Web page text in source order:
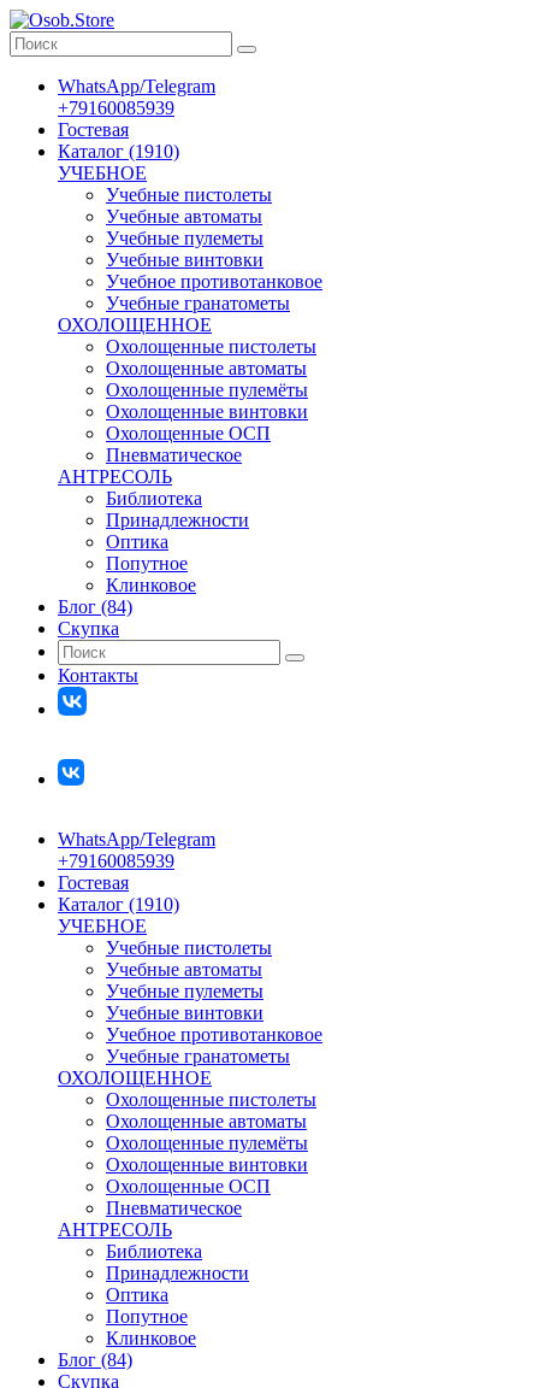
WhatsApp/Telegram
+79160085939
Гостевая
Каталог (1910)
УЧЕБНОЕ
Учебные пистолеты
Учебные автоматы
Учебные пулеметы
Учебные винтовки
Учебное противотанковое
Учебные гранатометы
ОХОЛОЩЕННОЕ
Охолощенные пистолеты
Охолощенные автоматы
Охолощенные пулемёты
Охолощенные винтовки
Охолощенные ОСП
Пневматическое
АНТРЕСОЛЬ
Библиотека
Принадлежности
Оптика
Попутное
Клинковое
Блог (84)
Скупка
Контакты
WhatsApp/Telegram
+79160085939
Гостевая
Каталог (1910)
УЧЕБНОЕ
Учебные пистолеты
Учебные автоматы
Учебные пулеметы
Учебные винтовки
Учебное противотанковое
Учебные гранатометы
ОХОЛОЩЕННОЕ
Охолощенные пистолеты
Охолощенные автоматы
Охолощенные пулемёты
Охолощенные винтовки
Охолощенные ОСП
Пневматическое
АНТРЕСОЛЬ
Библиотека
Принадлежности
Оптика
Попутное
Клинковое
Блог (84)
Скупка